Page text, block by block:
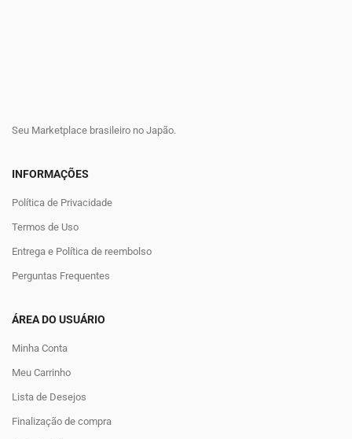
Seu Marketplace brasileiro no Japão.
INFORMAÇÕES
Política de Privacidade
Termos de Uso
Entrega e Política de reembolso
Perguntas Frequentes
ÁREA DO USUÁRIO
Minha Conta
Meu Carrinho
Lista de Desejos
Finalização de compra